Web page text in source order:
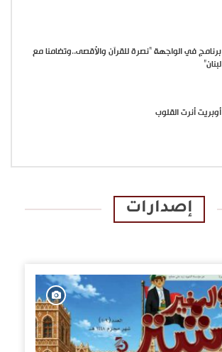
برنامج في الواجهة “نصرة للقرآن والأقصى..وتضامنا مع
لبنان”
أوبريت أنرت القلوب
إصدارات